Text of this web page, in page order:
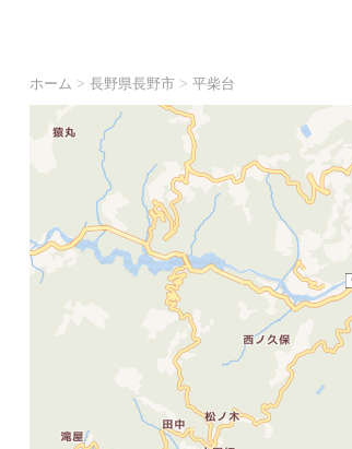
ホーム > 長野県長野市> 平柴台